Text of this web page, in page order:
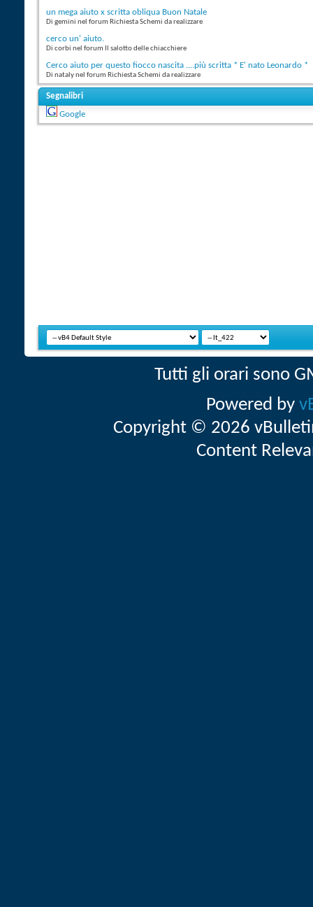
un mega aiuto x scritta obliqua Buon Natale
Di gemini nel forum Richiesta Schemi da realizzare
cerco un' aiuto.
Di corbi nel forum Il salotto delle chiacchiere
Cerco aiuto per questo fiocco nascita ....più scritta * E' nato Leonardo *
Di nataly nel forum Richiesta Schemi da realizzare
Segnalibri
Google
Tutti gli orari sono
Powered by
Copyright © 2026
Content